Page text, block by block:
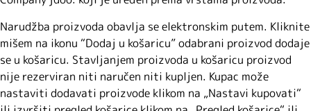
Narudžba proizvoda obavlja se elektronskim putem. Kliknite
mišem na ikonu “Dodaj u košaricu” odabrani proizvod dodaje
se u košaricu. Stavljanjem proizvoda u košaricu proizvod
nije rezerviran niti naručen niti kupljen. Kupac može
nastaviti dodavati proizvode klikom na „Nastavi kupovati“